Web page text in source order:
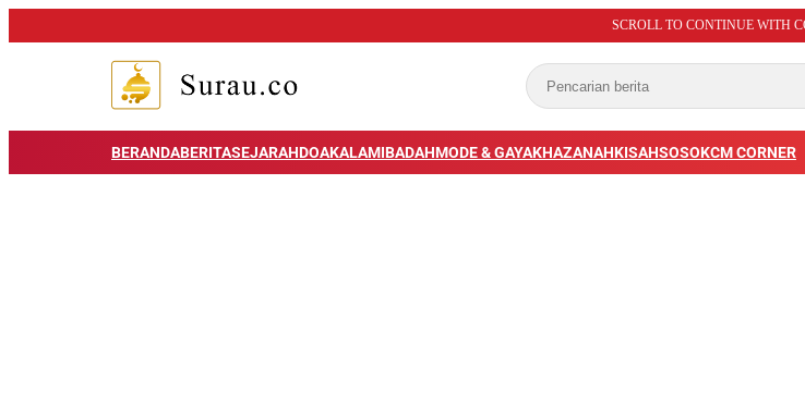
SCROLL TO CONTINUE WITH
BERANDABERITASEJARAHDOAKALAMIBADAHMODE & GAYAKHAZANAHKISAHSOSOKCM CORNER